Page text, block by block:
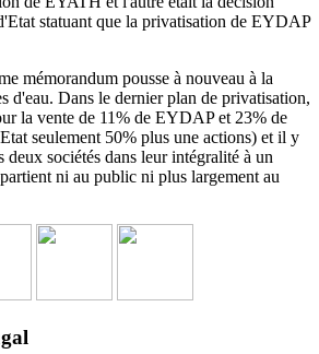
statuant que la privatisation de EYDAP
mémorandum pousse à nouveau à la
d'eau. Dans le dernier plan de privatisation,
la vente de 11% de EYDAP et 23% de
seulement 50% plus une actions) et il y
sociétés dans leur intégralité à un
ni au public ni plus largement au